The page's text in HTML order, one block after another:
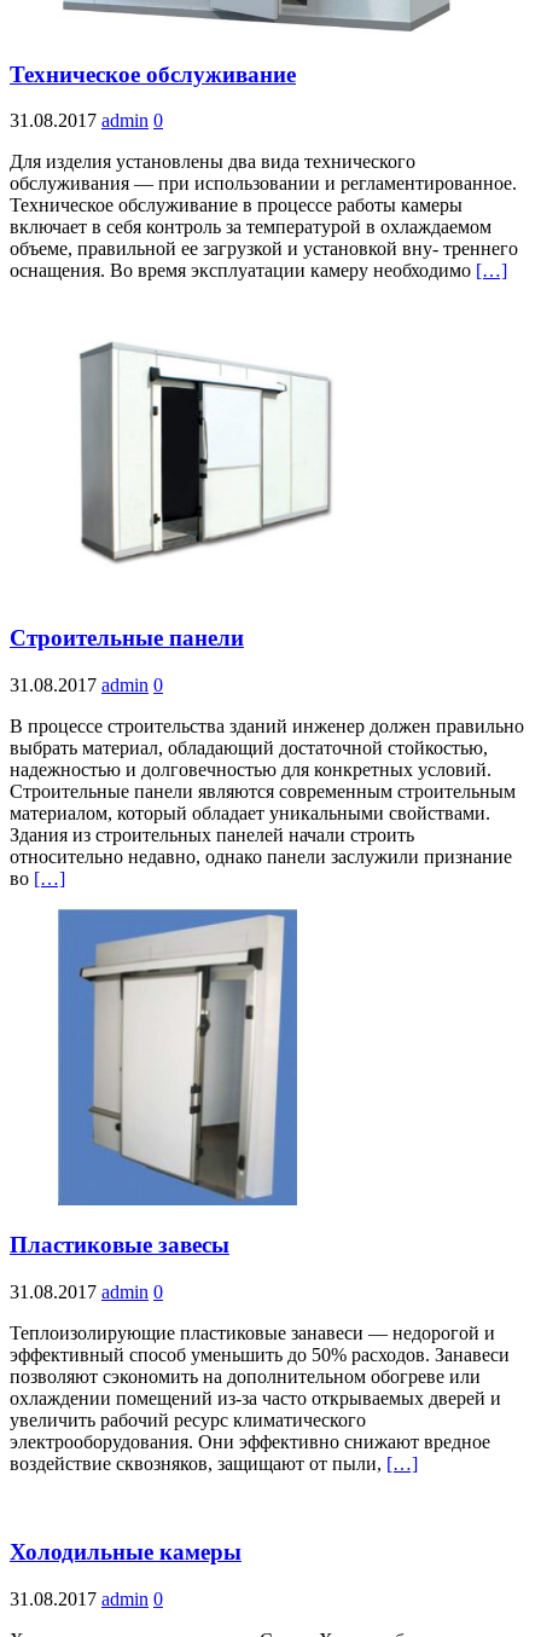
Техническое обслуживание
31.08.2017 admin 0
Для изделия установлены два вида технического
обслуживания — при использовании и регламентированное.
Техническое обслуживание в процессе работы камеры
включает в себя контроль за температурой в охлаждаемом
объеме, правильной ее загрузкой и установкой вну- треннего
оснащения. Во время эксплуатации камеру необходимо […]
Cтроительные панели
31.08.2017 admin 0
В процессе строительства зданий инженер должен правильно
выбрать материал, обладающий достаточной стойкостью,
надежностью и долговечностью для конкретных условий.
Строительные панели являются современным строительным
материалом, который обладает уникальными свойствами.
Здания из строительных панелей начали строить
относительно недавно, однако панели заслужили признание
во […]
Пластиковые завесы
31.08.2017 admin 0
Теплоизолирующие пластиковые занавеси ­— недорогой и
эффективный способ уменьшить до 50% расходов. Занавеси
позволяют сэкономить на дополнительном обогреве или
охлаждении помещений из-­за часто открываемых дверей и
увеличить рабочий ресурс климатического
электрооборудования. Они эффективно снижают вредное
воздействие сквозняков, защищают от пыли, […]
Холодильные камеры
31.08.2017 admin 0